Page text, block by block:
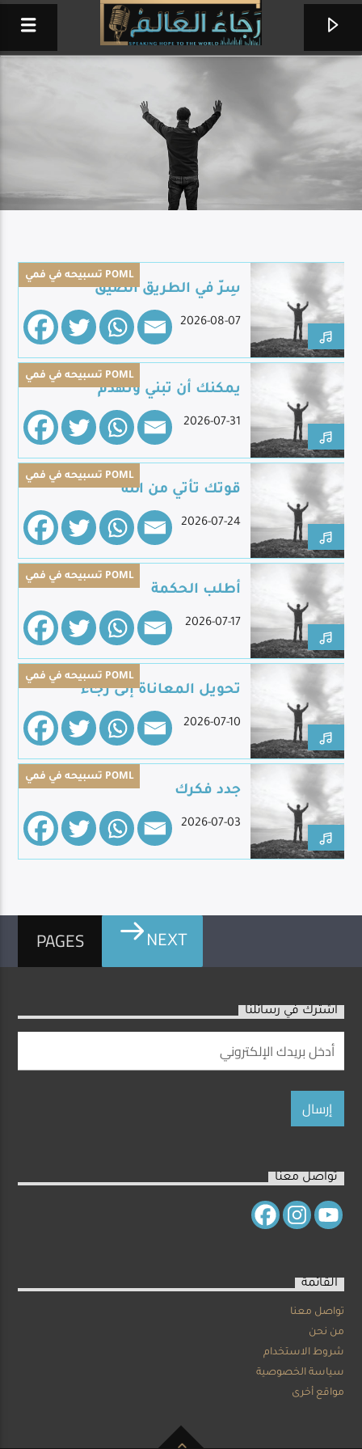
يسوع أنت إلهي
BELIGHT
Live Broadcast
تسبيحه في فمي POML
سِرّ في الطريق الضيق
2026-08-07
تسبيحه في فمي POML
يمكنك أن تبني وتهدم
2026-07-31
تسبيحه في فمي POML
قوتك تأتي من الله
2026-07-24
تسبيحه في فمي POML
أطلب الحكمة
2026-07-17
تسبيحه في فمي POML
تحويل المعاناة إلى رجاء
2026-07-10
تسبيحه في فمي POML
جدد فكرك
2026-07-03
PAGES NEXT
اشترك في رسائلنا
تواصل معنا
القائمة
تواصل معنا
من نحن
شروط الاستخدام
سياسة الخصوصية
مواقع أخرى